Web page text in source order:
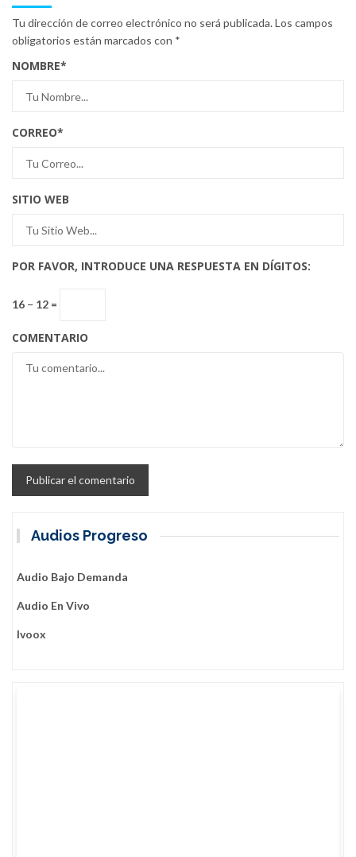
Tu dirección de correo electrónico no será publicada.Los campos
obligatorios están marcados con *
NOMBRE*
CORREO*
SITIO WEB
POR FAVOR, INTRODUCE UNA RESPUESTA EN DÍGITOS:
16 − 12 =
COMENTARIO
Audios Progreso
Audio Bajo Demanda
Audio En Vivo
Ivoox